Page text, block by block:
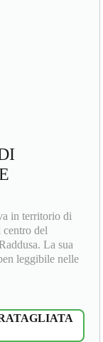
in territorio di
del
La sua
leggibile nelle